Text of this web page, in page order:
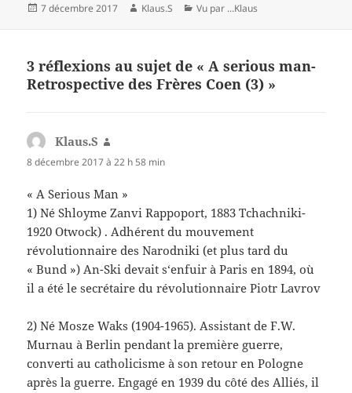
Publié
7 décembre 2017 Auteur
Klaus.S Catégories
Vu par ...Klaus
3 réflexions au sujet de « A serious man-
Retrospective des Frères Coen (3) »
Klaus.S
8 décembre 2017 à 22 h 58 min
« A Serious Man »
1) Né Shloyme Zanvi Rappoport, 1883 Tchachniki-
1920 Otwock) . Adhérent du mouvement
révolutionnaire des Narodniki (et plus tard du
« Bund ») An-Ski devait s‘enfuir à Paris en 1894, où
il a été le secrétaire du révolutionnaire Piotr Lavrov
2) Né Mosze Waks (1904-1965). Assistant de F.W.
Murnau à Berlin pendant la première guerre,
converti au catholicisme à son retour en Pologne
après la guerre. Engagé en 1939 du côté des Alliés, il